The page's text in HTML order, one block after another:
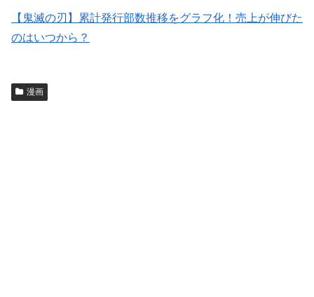
【鬼滅の刃】累計発行部数推移をグラフ化！売上が伸びた
のはいつから？
漫画